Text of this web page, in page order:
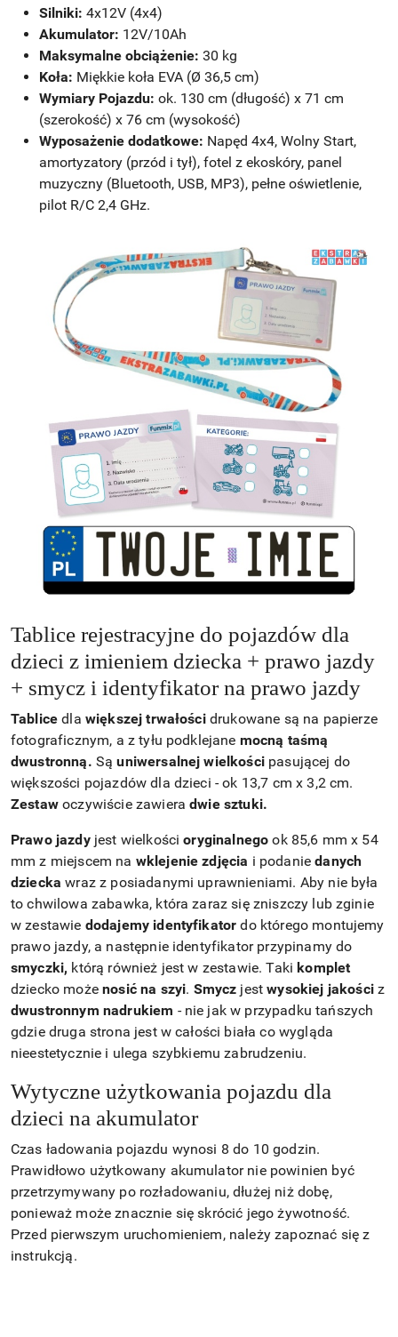
Silniki: 4x12V (4x4)
Akumulator: 12V/10Ah
Maksymalne obciążenie: 30 kg
Koła: Miękkie koła EVA (Ø 36,5 cm)
Wymiary Pojazdu: ok. 130 cm (długość) x 71 cm
(szerokość) x 76 cm (wysokość)
Wyposażenie dodatkowe: Napęd 4x4, Wolny Start,
amortyzatory (przód i tył), fotel z ekoskóry, panel
muzyczny (Bluetooth, USB, MP3), pełne oświetlenie,
pilot R/C 2,4 GHz.
Tablice rejestracyjne do pojazdów dla
dzieci z imieniem dziecka + prawo jazdy
+ smycz i identyfikator na prawo jazdy
Tablice dla większej trwałościdrukowane są na papierze
fotograficznym, a z tyłu podklejane mocną taśmą
dwustronną. Sąuniwersalnej wielkościpasującej do
większości pojazdów dla dzieci - ok 13,7 cm x 3,2 cm.
Zestawoczywiście zawieradwie sztuki.
Prawo jazdyjest wielkościoryginalnego ok 85,6 mm x 54
mm z miejscem na wklejenie zdjęcia i podaniedanych
dziecka wraz z posiadanymi uprawnieniami. Aby nie była
to chwilowa zabawka, która zaraz się zniszczy lub zginie
w zestawie dodajemy identyfikator do którego montujemy
prawo jazdy, a następnie identyfikator przypinamy do
smyczki, którą również jest w zestawie. Takikomplet
dziecko możenosić na szyi. Smycz jestwysokiej jakościz
dwustronnym nadrukiem - nie jak w przypadku tańszych
gdzie druga strona jest w całości biała co wygląda
nieestetycznie i ulega szybkiemu zabrudzeniu.
Wytyczne użytkowania pojazdu dla
dzieci na akumulator
Czas ładowania pojazdu wynosi 8 do 10 godzin.
Prawidłowo użytkowany akumulator nie powinien być
przetrzymywany po rozładowaniu, dłużej niż dobę,
ponieważ może znacznie się skrócić jego żywotność.
Przed pierwszym uruchomieniem, należy zapoznać się z
instrukcją.